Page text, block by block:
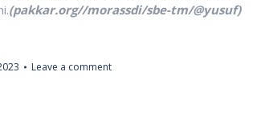
(pakkar.org//morassdi/sbe-tm/@yusuf)
Leave a comment